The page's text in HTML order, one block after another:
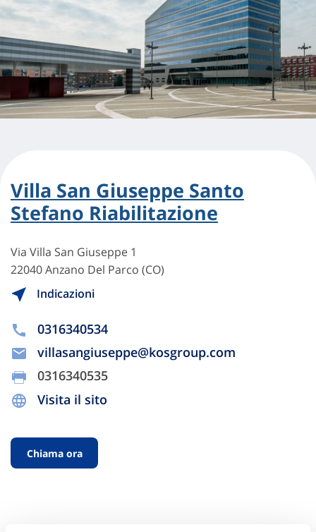
Villa San Giuseppe Santo
Stefano Riabilitazione
Via Villa San Giuseppe 1
22040 Anzano Del Parco (CO)
Indicazioni
0316340534
villasangiuseppe@kosgroup.com
0316340535
Visita il sito
Chiama ora